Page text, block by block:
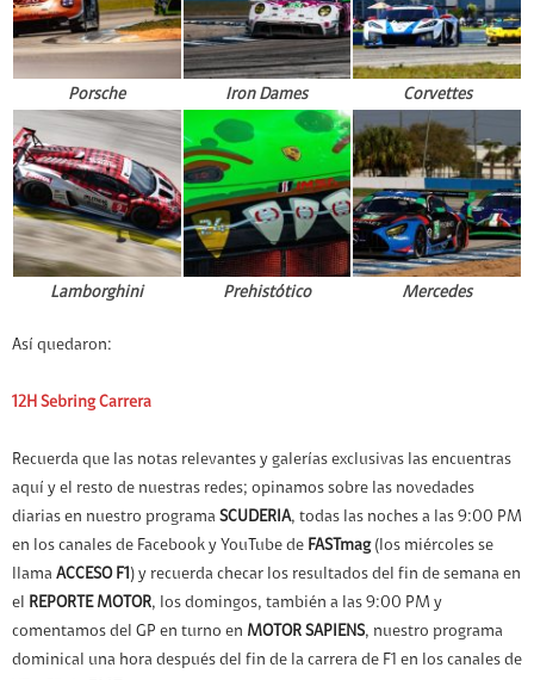
Porsche Iron Dames Corvettes
Lamborghini Prehistótico Mercedes
Así quedaron:
12H Sebring Carrera
Recuerda que las notas relevantes y galerías exclusivas las encuentras
aquí y el resto de nuestras redes; opinamos sobre las novedades
diarias en nuestro programa SCUDERIA, todas las noches a las 9:00 PM
en los canales de Facebook y YouTube de FASTmag(los miércoles se
llama ACCESO F1) y recuerda checar los resultados del fin de semana en
el REPORTE MOTOR, los domingos, también a las 9:00 PM y
comentamos del GP en turno en MOTOR SAPIENS, nuestro programa
dominical una hora después del fin de la carrera de F1 en los canales de